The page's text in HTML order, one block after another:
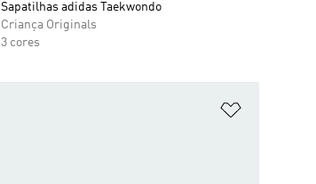
Sapatilhas adidas Taekwondo
Criança Originals
3 cores